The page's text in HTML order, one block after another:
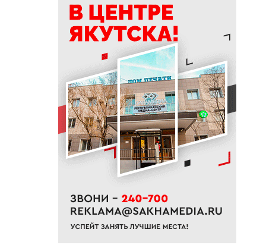
делать в Ермолаев день
18:18
ВТБ: россияне увеличивают
расходы на спорт и здоровый
образ жизни
18:16
Сенатор Борисов назвал
встречу главы Якутии с
Путиным сигналом доверия и
значимости региона
18:01
Социальные участковые в
Якутии приняли около 2000
обращений
33 цветка с клумбы в центре
Якутска